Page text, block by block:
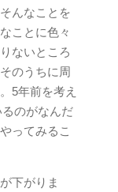
んなことを
ことに色々
ないところ
のうちに周
5年前を考え
のがなんだ
ってみるこ
下がりま